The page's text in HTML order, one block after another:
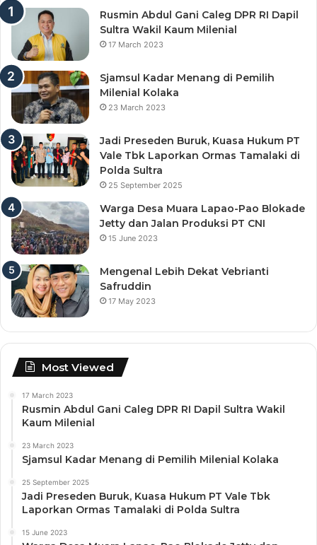
Rusmin Abdul Gani Caleg DPR RI Dapil
Sultra Wakil Kaum Milenial
17 March 2023
Sjamsul Kadar Menang di Pemilih
Milenial Kolaka
23 March 2023
Jadi Preseden Buruk, Kuasa Hukum PT
Vale Tbk Laporkan Ormas Tamalaki di
Polda Sultra
25 September 2025
Warga Desa Muara Lapao-Pao Blokade
Jetty dan Jalan Produksi PT CNI
15 June 2023
Mengenal Lebih Dekat Vebrianti
Safruddin
17 May 2023
Most Viewed
17 March 2023
Rusmin Abdul Gani Caleg DPR RI Dapil Sultra Wakil
Kaum Milenial
23 March 2023
Sjamsul Kadar Menang di Pemilih Milenial Kolaka
25 September 2025
Jadi Preseden Buruk, Kuasa Hukum PT Vale Tbk
Laporkan Ormas Tamalaki di Polda Sultra
15 June 2023